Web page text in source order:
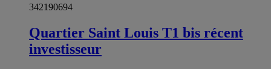
342190694
Quartier Saint Louis T1 bis récent
investisseur